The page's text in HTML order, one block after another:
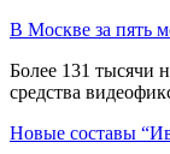
В Москве за пять
Более 131 тысячи
средства
Новые составы